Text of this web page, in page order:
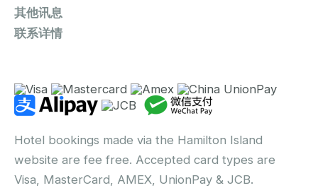
其他讯息
联系详情
Hotel bookings made via the Hamilton Island
website are fee free. Accepted card types are
Visa, MasterCard, AMEX, UnionPay & JCB.